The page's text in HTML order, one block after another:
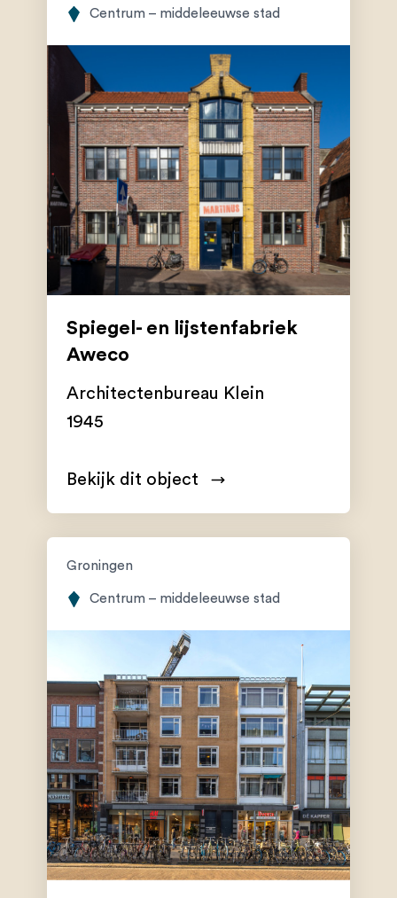
Centrum – middeleeuwse stad
Spiegel- en lijstenfabriek
Aweco
Architectenbureau Klein
1945
Bekijk dit object
Groningen
Centrum – middeleeuwse stad